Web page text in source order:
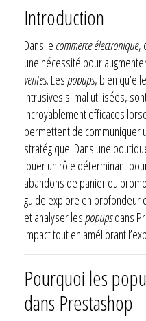
Introduction
Dans le commerce électronique,
une nécessité pour
ventes. Lespopups, bien
intrusives si mal utilisées,
incroyablement efficaces
permettent de communiquer
stratégique. Dans une
jouer un rôle déterminant
abandons de panier ou
guide explore en profondeur
et analyser lespopupsdans
impact tout en améliorant
Pourquoi les
dans Prestashop